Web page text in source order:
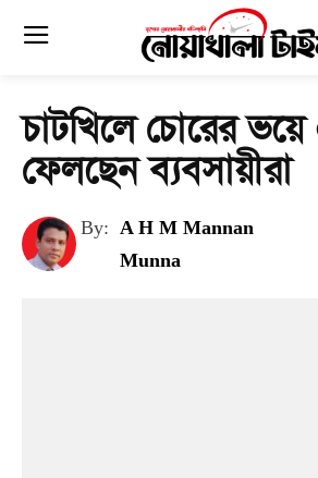
চাটখিলে চোরের
ফেলছেন ব্যবসায়ীরা
By: A H M Mannan
Munna